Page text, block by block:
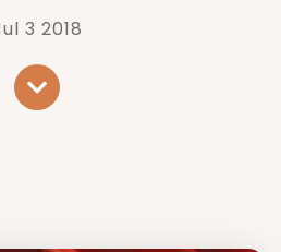
3 2018